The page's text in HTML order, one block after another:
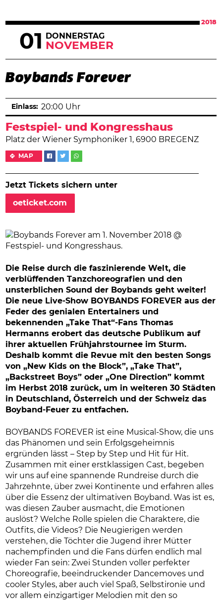
2018
01 DONNERSTAG
NOVEMBER
Boybands Forever
Festspiel- und Kongresshaus
Platz der Wiener Symphoniker 1, 6900 BREGENZ
MAP
Jetzt Tickets sichern unter
oeticket.com
Einlass: 20:00 Uhr
Die Reise durch die faszinierende Welt, die
verblüffenden Tanzchoreografien und den
unsterblichen Sound der Boybands geht weiter!
Die neue Live-Show BOYBANDS FOREVER aus der
Feder des genialen Entertainers und
bekennenden „Take That“-Fans Thomas
Hermanns erobert das deutsche Publikum auf
ihrer aktuellen Frühjahrstournee im Sturm.
Deshalb kommt die Revue mit den besten Songs
von „New Kids on the Block”, „Take That”,
„Backstreet Boys” oder „One Direction” kommt
im Herbst 2018 zurück, um in weiteren 30 Städten
in Deutschland, Österreich und der Schweiz das
Boyband-Feuer zu entfachen.
BOYBANDS FOREVER ist eine Musical-Show, die uns
das Phänomen und sein Erfolgsgeheimnis
ergründen lässt – Step by Step und Hit für Hit.
Zusammen mit einer erstklassigen Cast, begeben
wir uns auf eine spannende Rundreise durch die
Jahrzehnte, über zwei Kontinente und erfahren alles
über die Essenz der ultimativen Boyband. Was ist es,
was diesen Zauber ausmacht, die Emotionen
auslöst? Welche Rolle spielen die Charaktere, die
Outfits, die Videos? Die Neugierigen werden
verstehen, die Töchter die Jugend ihrer Mütter
nachempfinden und die Fans dürfen endlich mal
wieder Fan sein: Zwei Stunden voller perfekter
Choreografie, beeindruckender Dancemoves und
cooler Styles, aber auch viel Spaß, Selbstironie und
vor allem einzigartiger Melodien mit den so